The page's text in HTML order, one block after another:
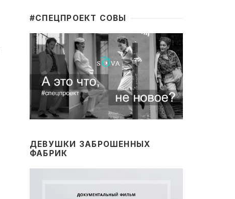
#CПЕЦПРОЕКТ СОВЫ
ДЕВУШКИ ЗАБРОШЕННЫХ
ФАБРИК